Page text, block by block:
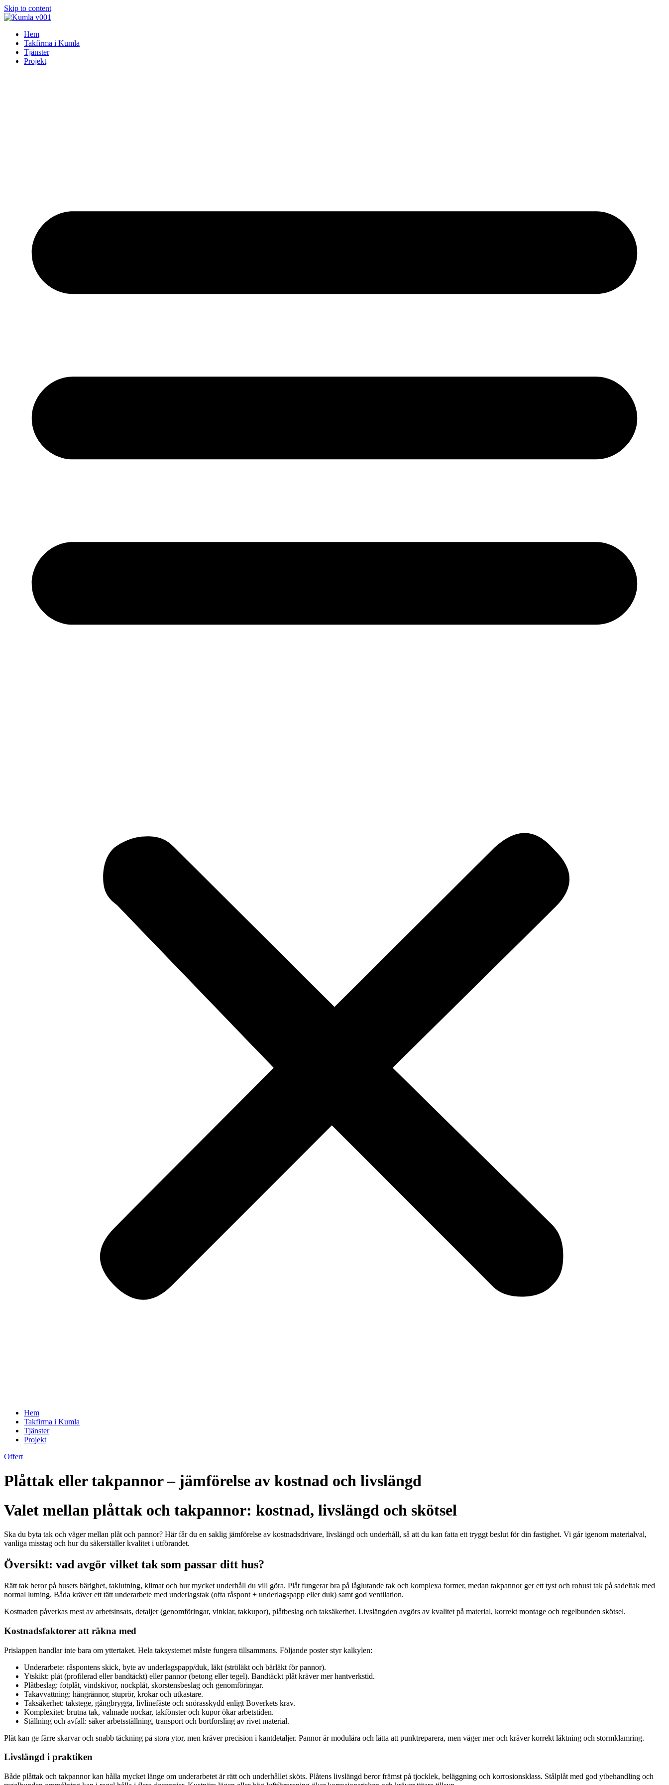
Skip to content
Hem
Takfirma i Kumla
Tjänster
Projekt
Hem
Takfirma i Kumla
Tjänster
Projekt
Offert
Plåttak eller takpannor – jämförelse av kostnad och livslängd
Valet mellan plåttak och takpannor: kostnad, livslängd och skötsel
Ska du byta tak och väger mellan plåt och pannor? Här får du en saklig jämförelse av kostnadsdrivare, livslängd och underhåll, så att du kan fatta ett tryggt beslut för din fastighet. Vi går igenom materialval,
vanliga misstag och hur du säkerställer kvalitet i utförandet.
Översikt: vad avgör vilket tak som passar ditt hus?
Rätt tak beror på husets bärighet, taklutning, klimat och hur mycket underhåll du vill göra. Plåt fungerar bra på låglutande tak och komplexa former, medan takpannor ger ett tyst och robust tak på sadeltak med
normal lutning. Båda kräver ett tätt underarbete med underlagstak (ofta råspont + underlagspapp eller duk) samt god ventilation.
Kostnaden påverkas mest av arbetsinsats, detaljer (genomföringar, vinklar, takkupor), plåtbeslag och taksäkerhet. Livslängden avgörs av kvalitet på material, korrekt montage och regelbunden skötsel.
Kostnadsfaktorer att räkna med
Prislappen handlar inte bara om yttertaket. Hela taksystemet måste fungera tillsammans. Följande poster styr kalkylen:
Underarbete: råspontens skick, byte av underlagspapp/duk, läkt (ströläkt och bärläkt för pannor).
Ytskikt: plåt (profilerad eller bandtäckt) eller pannor (betong eller tegel). Bandtäckt plåt kräver mer hantverkstid.
Plåtbeslag: fotplåt, vindskivor, nockplåt, skorstensbeslag och genomföringar.
Takavvattning: hängrännor, stuprör, krokar och utkastare.
Tak­säkerhet: takstege, gångbrygga, livlinefäste och snörasskydd enligt Boverkets krav.
Komplexitet: brutna tak, valmade nockar, takfönster och kupor ökar arbetstiden.
Ställning och avfall: säker arbetsställning, transport och bortforsling av rivet material.
Plåt kan ge färre skarvar och snabb täckning på stora ytor, men kräver precision i kantdetaljer. Pannor är modulära och lätta att punktreparera, men väger mer och kräver korrekt läktning och stormklamring.
Livslängd i praktiken
Både plåttak och takpannor kan hålla mycket länge om underarbetet är rätt och underhållet sköts. Plåtens livslängd beror främst på tjocklek, beläggning och korrosionsklass. Stålplåt med god ytbehandling och